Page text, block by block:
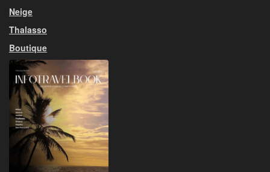
Neige
Thalasso
Boutique